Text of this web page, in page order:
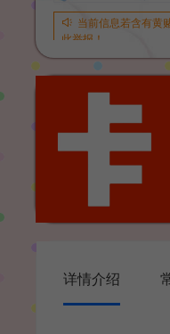
当前信息若含有黄
此举报！
详情介绍